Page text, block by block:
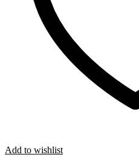
Add to wishlist